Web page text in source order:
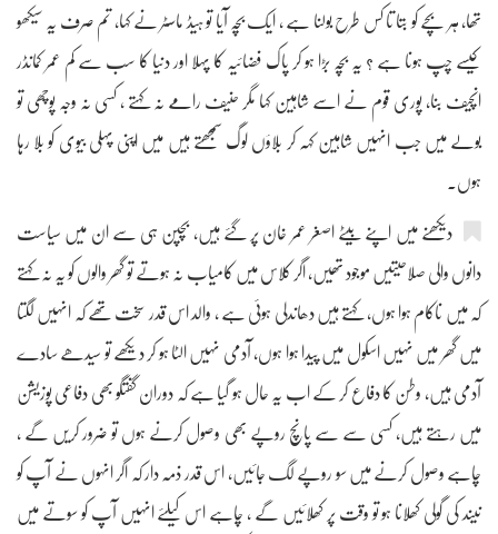
تھا، ہر بچے کو بتا تا کس طرح بولنا ہے ، ایک بچہ آیا تو ہیڈ ماسٹر نے کہا، تم صرف یہ سیکھو
کیسے چپ ہونا ہے ؟ یہ بچہ بڑا ہو کر پاک فضائیہ کا پہلا اور دنیا کا سب سے کم عمر کمانڈر
انچیف بنا، پوری قوم نے اسے شاہین کہا مگر حنیف رامے نہ کہتے ، کسی نہ وجہ پوچھی تو
بولے میں جب انہیں شاہین کہہ کر بلاؤں لوگ سمجھتے ہیں میں اپنی پہلی بیوی کو بلا رہا
ہوں۔
دیکھنے میں اپنے بیٹے اصغر عمر خان پر گئے ہیں، بچپن ہی سے ان میں سیاست
دانوں والی صلاحیتیں موجود تھیں، اگر کلاس میں کامیاب نہ ہوتے تو گھر والوں کو یہ نہ کہتے
کہ میں ناکام ہوا ہوں، کہتے ہیں دھاندلی ہوئی ہے ، والد اس قدر سخت تھے کہ انہیں لگتا
میں گھر میں نہیں اسکول میں پیدا ہوا ہوں، آدمی نہیں الٹا ہو کر دیکھے تو سیدھے سادے
آدمی ہیں، وطن کا دفاع کر کے اب یہ حال ہو گیا ہے کہ دوران گفتگو بھی دفاعی پوزیشن
میں رہتے ہیں، کسی سے سے پانچ روپے بھی وصول کرنے ہوں تو ضرور کریں گے ،
چاہے وصول کرنے میں سو روپے لگ جائیں، اس قدر ذمہ دار کہ اگر انہوں نے آپ کو
نیند کی گولی کھلانا ہو تو وقت پر کھلائیں گے ، چاہے اس کیلئے انہیں آپ کو سوتے میں